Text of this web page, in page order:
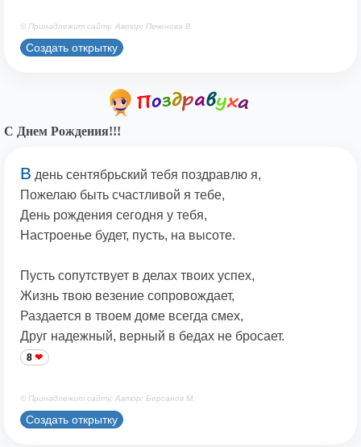
© Принадлежит сайту. Автор: Печенова В.
Создать открытку
С Днем Рождения!!!
В день сентябрьский тебя поздравлю я,
Пожелаю быть счастливой я тебе,
День рождения сегодня у тебя,
Настроенье будет, пусть, на высоте.
Пусть сопутствует в делах твоих успех,
Жизнь твою везение сопровождает,
Раздается в твоем доме всегда смех,
Друг надежный, верный в бедах не бросает.
8
© Принадлежит сайту. Автор: Берсанов М.
Создать открытку